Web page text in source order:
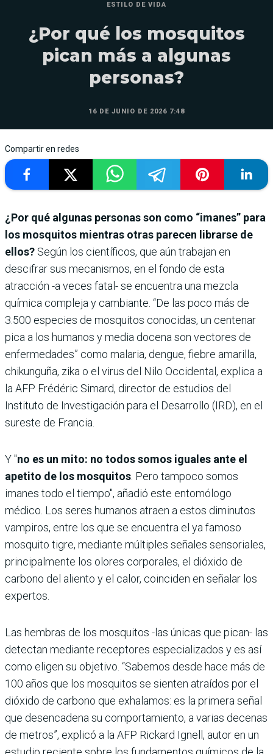
ESTILO DE VIDA
¿Por qué los mosquitos
pican más a algunas
personas?
16 DE JUNIO DE 2026 7:48
Compartir en redes
¿Por qué algunas personas son como “imanes” para
los mosquitos mientras otras parecen librarse de
ellos? Según los científicos, que aún trabajan en
descifrar sus mecanismos, en el fondo de esta
atracción -a veces fatal- se encuentra una mezcla
química compleja y cambiante. “De las poco más de
3.500 especies de mosquitos conocidas, un centenar
pica a los humanos y media docena son vectores de
enfermedades” como malaria, dengue, fiebre amarilla,
chikunguña, zika o el virus del Nilo Occidental, explica a
la AFP Frédéric Simard, director de estudios del
Instituto de Investigación para el Desarrollo (IRD), en el
sureste de Francia.
Y "no es un mito: no todos somos iguales ante el
apetito de los mosquitos . Pero tampoco somos
imanes todo el tiempo", añadió este entomólogo
médico. Los seres humanos atraen a estos diminutos
vampiros, entre los que se encuentra el ya famoso
mosquito tigre, mediante múltiples señales sensoriales,
principalmente los olores corporales, el dióxido de
carbono del aliento y el calor, coinciden en señalar los
expertos.
Las hembras de los mosquitos -las únicas que pican- las
detectan mediante receptores especializados y es así
como eligen su objetivo. “Sabemos desde hace más de
100 años que los mosquitos se sienten atraídos por el
dióxido de carbono que exhalamos: es la primera señal
que desencadena su comportamiento, a varias decenas
de metros”, explicó a la AFP Rickard Ignell, autor en un